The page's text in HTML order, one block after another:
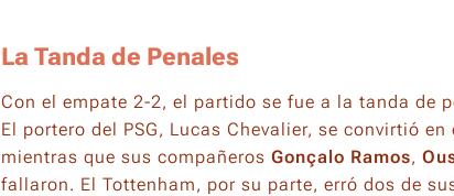
La Tanda de Penales
Con el empate 2-2, el partido se fue a la tanda de
El portero del PSG, Lucas Chevalier, se convirtió
mientras que sus compañeros Gonçalo Ramos,
fallaron. El Tottenham, por su parte, erró dos de